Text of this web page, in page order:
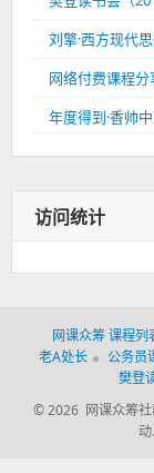
刘擎·西方现代
网络付费课程分
年度得到·香帅
访问统计
网课众筹 课程列
老A处长
公务员
樊登
© 2026 网课众筹社
动.